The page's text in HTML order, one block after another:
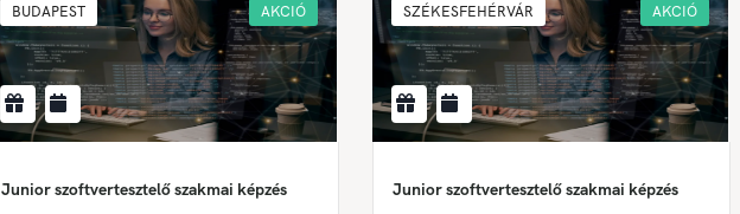
BUDAPEST AKCIÓ
Junior szoftvertesztelő szakmai képzés
SZÉKESFEHÉRVÁR AKCIÓ
Junior szoftvertesztelő szakmai képzés